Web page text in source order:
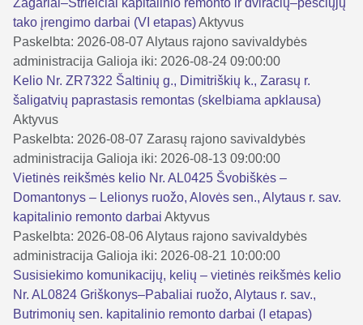
tako įrengimo darbai (VI etapas)Aktyvus
Paskelbta: 2026-08-07 Alytaus rajono savivaldybės
administracija Galioja iki: 2026-08-24 09:00:00
Kelio Nr. ZR7322 Šaltinių g., Dimitriškių k., Zarasų r.
šaligatvių paprastasis remontas (skelbiama apklausa)
Aktyvus
Paskelbta: 2026-08-07 Zarasų rajono savivaldybės
administracija Galioja iki: 2026-08-13 09:00:00
Vietinės reikšmės kelio Nr. AL0425 Švobiškės –
Domantonys – Lelionys ruožo, Alovės sen., Alytaus r. sav.
kapitalinio remonto darbai Aktyvus
Paskelbta: 2026-08-06Alytaus rajono savivaldybės
administracija Galioja iki: 2026-08-21 10:00:00
Susisiekimo komunikacijų, kelių – vietinės reikšmės kelio
Nr. AL0824 Griškonys–Pabaliai ruožo, Alytaus r. sav.,
Butrimonių sen. kapitalinio remonto darbai (I etapas)